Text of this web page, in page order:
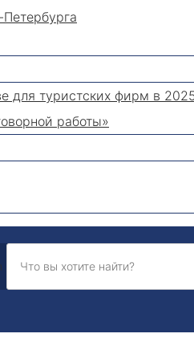
для туристских фирм в
работы»